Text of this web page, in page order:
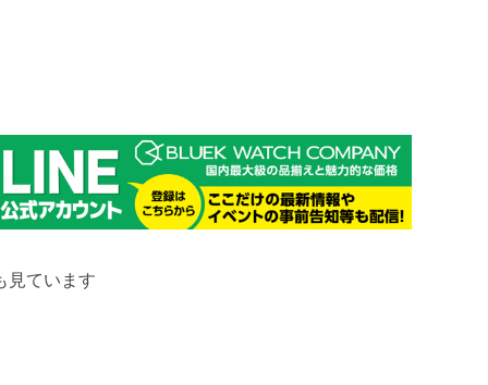
見ています